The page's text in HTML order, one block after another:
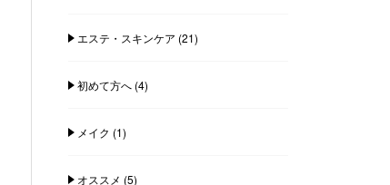
エステ・スキンケア (21)
初めて方へ(4)
メイク (1)
オススメ (5)